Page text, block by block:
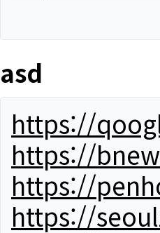
asd
https://
https://
https://
https://